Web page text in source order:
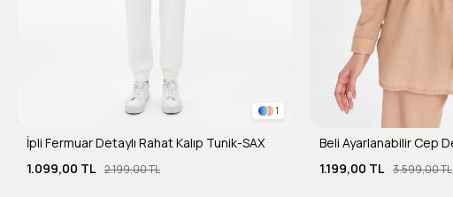
1
İpli Fermuar Detaylı Rahat Kalıp Tunik-SAX
1.099,00 TL 2.199,00 TL
1.199,00 TL 3.599,00 TL